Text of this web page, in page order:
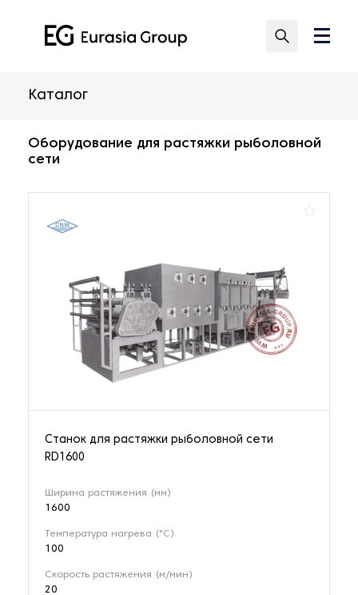
Каталог
Оборудование для растяжки рыболовной
сети
Станок для растяжки рыболовной сети
RD1600
Ширина растяжения (мм)
1600
Температура нагрева (°C)
100
Скорость растяжения (м/мин)
20